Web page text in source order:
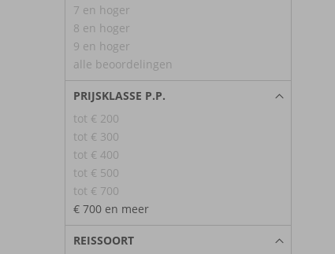
7 en hoger
8 en hoger
9 en hoger
alle beoordelingen
PRIJSKLASSE P.P.
tot € 200
tot € 300
tot € 400
tot € 500
tot € 700
€ 700 en meer
REISSOORT